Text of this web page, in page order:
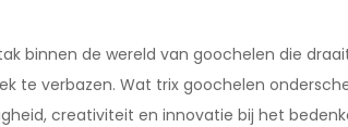
binnen de wereld van goochelen die
te verbazen. Wat trix goochelen
creativiteit en innovatie bij het